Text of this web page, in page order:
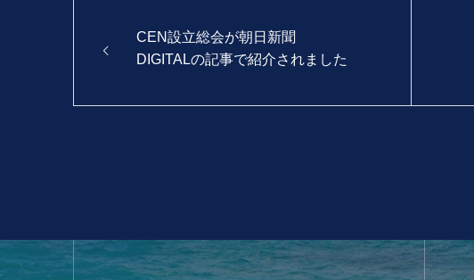
CEN設立総会が朝日新聞
DIGITALの記事で紹介されました